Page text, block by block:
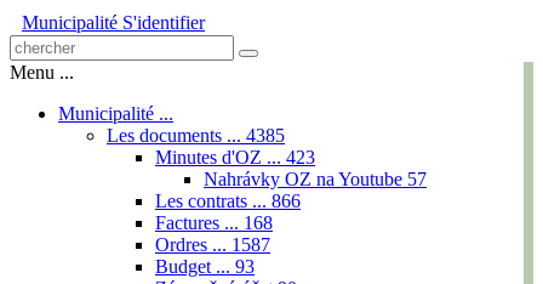
Municipalité S'identifier
Menu ...
Municipalité ...
Les documents ... 4385
Minutes d'OZ ... 423
Nahrávky OZ na Youtube 57
Les contrats ... 866
Factures ... 168
Ordres ... 1587
Budget ... 93